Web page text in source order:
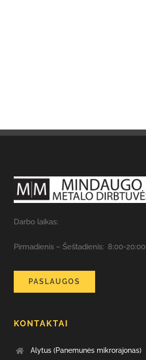
Darbo laikas:
Pirmadienis – Šeštadienis: 8:00-20:00
PASLAUGOS
KONTAKTAI
Alytus (Panemunės mikrorajonas)